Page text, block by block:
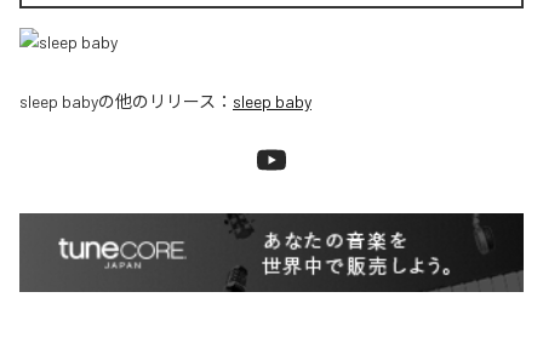
sleep babyの他のリリース： sleep baby